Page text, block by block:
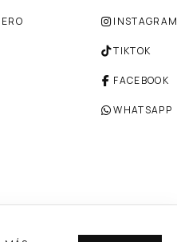
INSTAGRAM
TIKTOK
FACEBOOK
WHATSAPP